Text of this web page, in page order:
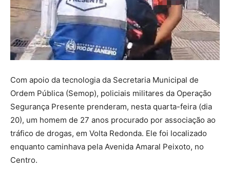
Com apoio da tecnologia da Secretaria Municipal de
Ordem Pública (Semop), policiais militares da Operação
Segurança Presente prenderam, nesta quarta-feira (dia
20), um homem de 27 anos procurado por associação ao
tráfico de drogas, em Volta Redonda. Ele foi localizado
enquanto caminhava pela Avenida Amaral Peixoto, no
Centro.